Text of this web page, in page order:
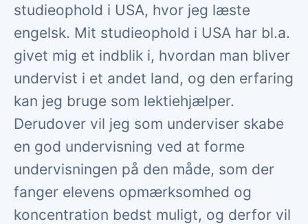
studieophold i USA, hvor jeg læste
engelsk. Mit studieophold i USA har bl.a.
givet mig et indblik i, hvordan man bliver
undervist i et andet land, og den erfaring
kan jeg bruge som lektiehjælper.
Derudover vil jeg som underviser skabe
en god undervisning ved at forme
undervisningen på den måde, som der
fanger elevens opmærksomhed og
koncentration bedst muligt, og derfor vil